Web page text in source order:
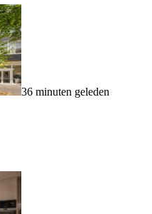
36 minuten geleden